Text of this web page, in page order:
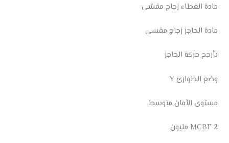
مادة الغطاء زجاج مقسّى
مادة الحاجز زجاج مقسى
تأرجح حركة الحاجز
وضع الطوارئ Y
مستوى الأمان متوسط
MCBF 2 مليون